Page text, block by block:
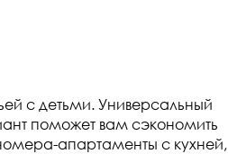
с детьми. Универсальный
поможет вам сэкономить
апартаменты с кухней,